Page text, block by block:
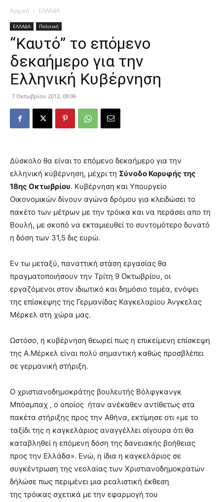
Αρχική ΕΛΛΑΔΑ
ΕΛΛΑΔΑ Πολιτική
“Καυτό” το επόμενο
δεκαήμερο για την
Ελληνική Κυβέρνηση
7 Οκτωβρίου 2012, 08:06
Δύσκολο θα είναι το επόμενο δεκαήμερο για την
ελληνική κυβέρνηση, μέχρι τη Σύνοδο Κορυφής της
18ης Οκτωβρίου. Κυβέρνηση και Υπουργείο
Οικονομικών δίνουν αγώνα δρόμου για κλειδώσει το
πακέτο των μέτρων με την τρόικα και να περάσει απο τη
Βουλή, με σκοπό να εκταμιευθεί το συντομότερο δυνατό
η δόση των 31,5 δις ευρώ.
Εν τω μεταξύ, παναττική στάση εργασίας θα
πραγματοποιήσουν την Τρίτη 9 Οκτωβρίου, οι
εργαζόμενοι στον ιδιωτικό και δημόσιο τομέα, ενόψει
της επίσκεψης της Γερμανίδας Καγκελαρίου Άνγκελας
Μέρκελ στη χώρα μας.
Ωστόσο, η κυβέρνηση θεωρεί πως η επικείμενη επίσκεψη
της Α.Μέρκελ είναι πολύ σημαντική καθώς προσβλέπει
σε γερμανική στήριξη.
Ο χριστιανοδημοκράτης βουλευτής Βόλφγκανγκ
Μπόσμπαχ , ο οποίος ήταν ανέκαθεν αντίθετως στα
πακέτα στήριξης προς την Αθήνα, εκτίμησε οτι «με το
ταξίδι της η καγκελάριος αναγγέλλει σίγουρα ότι θα
καταβληθεί η επόμενη δόση της δανειακής βοήθειας
προς την Ελλάδα». Ενώ, η ίδια η καγκελάριος σε
συγκέντρωση της νεολαίας των Χριστιανοδημοκρατών
δήλώσε πως περιμένει μια ρεαλιστική έκθεση
της τρόικας σχετικά με την εφαρμογή του